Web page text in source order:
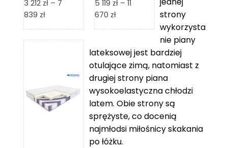
3 212 zł – 7
839 złZakres
od
839 zł
5 119 zł – 11
670 złZakres
5
119 zł
do
670 zł
strony
wykorzysta
nie piany
lateksowej jest bardziej
otulające zimą, natomiast z
drugiej strony piana
wysokoelastyczna chłodzi
latem. Obie strony są
sprężyste, co docenią
najmłodsi miłośnicy skakania
po łóżku.